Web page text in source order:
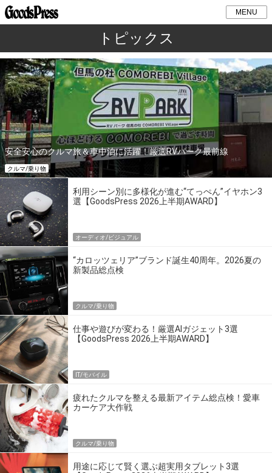
MENU
トピックス
安全安心のクルマ旅＆車中泊に活躍！厳選RVパーク最前線
クルマ/乗り物
利用シーン別に多様化が進む“てっぺん”イヤホン3
選【GoodsPress 2026上半期AWARD】
オーディオ/ビジュアル
“カロッツェリア”ブランド誕生40周年。2026夏の
新製品総点検
クルマ/乗り物
仕事や遊びが変わる！厳選AIガジェット3選
【GoodsPress 2026上半期AWARD】
IT/モバイル
疲れたクルマを整える最新アイテム総点検！愛車
カーケア大作戦
クルマ/乗り物
用途に応じて賢く選ぶ超実用タブレット3選